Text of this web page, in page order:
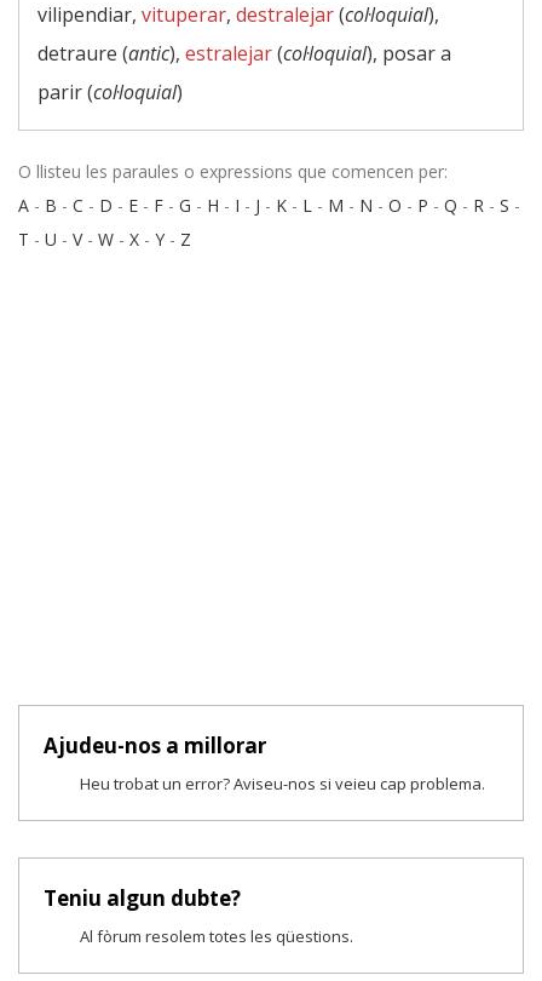
vilipendiar, vituperar, destralejar(col·loquial),
detraure (antic), estralejar(col·loquial), posar a
parir (col·loquial)
O llisteu les paraules o expressions que comencen per:
A - B - C - D - E - F - G - H - I - J - K - L - M - N - O - P - Q - R - S -
T - U - V- W - X - Y - Z
Ajudeu-nos a millorar
Heu trobat un error? Aviseu-nos si veieu cap problema.
Teniu algun dubte?
Al fòrum resolem totes les qüestions.